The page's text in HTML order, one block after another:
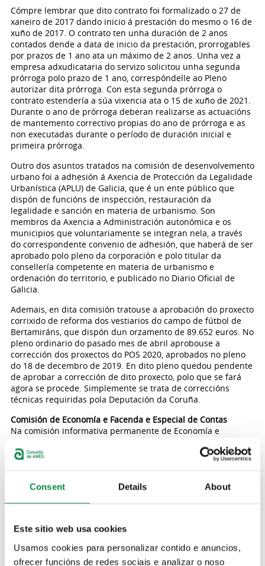
Consent Details About
Este sitio web usa cookies
Usamos cookies para personalizar contido e anuncios,
ofrecer funcións de redes sociais e analizar o noso
Cómpre lembrar que dito contrato foi formalizado o 27 de
xaneiro de 2017 dando inicio á prestación do mesmo o 16 de
xuño de 2017. O contrato ten unha duración de 2 anos
contados dende a data de inicio da prestación, prorrogables
por prazos de 1 ano ata un máximo de 2 anos. Unha vez a
empresa adxudicataria do servizo solicitou unha segunda
prórroga polo prazo de 1 ano, correspóndelle ao Pleno
autorizar dita prórroga. Con esta segunda prórroga o
contrato estendería a súa vixencia ata o 15 de xuño de 2021.
Durante o ano de prórroga deberan realizarse as actuacións
de mantemento correctivo propias do ano de prórroga e as
non executadas durante o período de duración inicial e
primeira prórroga.
Outro dos asuntos tratados na comisión de desenvolvemento
urbano foi a adhesión á Axencia de Protección da Legalidade
Urbanística (APLU) de Galicia, que é un ente público que
dispón de funcións de inspección, restauración da
legalidade e sanción en materia de urbanismo. Son
membros da Axencia a Administración autonómica e os
municipios que voluntariamente se integran nela, a través
do correspondente convenio de adhesión, que haberá de ser
aprobado polo pleno da corporación e polo titular da
consellería competente en materia de urbanismo e
ordenación do territorio, e publicado no Diario Oficial de
Galicia.
Ademais, en dita comisión tratouse a aprobación do proxecto
corrixido de reforma dos vestiarios do campo de fútbol de
Bertamiráns, que dispón dun orzamento de 89.652 euros. No
pleno ordinario do pasado mes de abril aprobouse a
corrección dos proxectos do POS 2020, aprobados no pleno
do 18 de decembro de 2019. En dito pleno quedou pendente
de aprobar a corrección de dito proxecto, polo que se fará
agora se procede. Simplemente se trata de correccións
técnicas requiridas pola Deputación da Coruña.
Comisión de Economía e Facenda e Especial de Contas
Na comisión informativa permanente de Economía e
que tamén terá que tratar a Corporación municipal este
xoves no pleno ordinario do mes de maio. O primeiro punto
reguladora do prezo público pola utilización das instalacións
de dita modificación non se propón modificación algunha
das contías do prezo público polo uso das instalacións
culturais.